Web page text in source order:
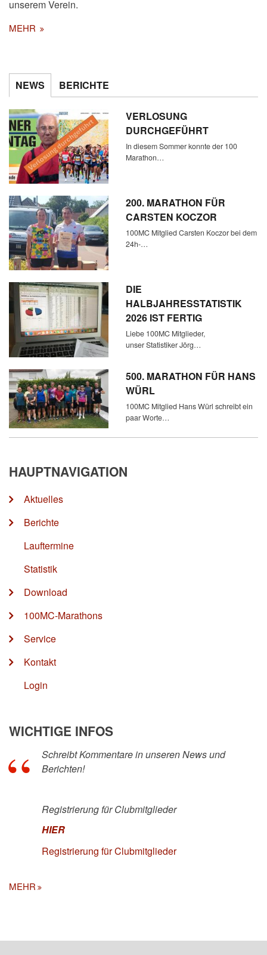
unserem Verein.
MEHR
NEWS BERICHTE
VERLOSUNG
DURCHGEFÜHRT
In diesem Sommer konnte der 100
Marathon…
200. MARATHON FÜR
CARSTEN KOCZOR
100MC Mitglied Carsten Koczor bei dem
24h-…
DIE
HALBJAHRESSTATISTIK
2026 IST FERTIG
Liebe 100MC Mitglieder,
unser Statistiker Jörg…
500. MARATHON FÜR HANS
WÜRL
100MC Mitglied Hans Würl schreibt ein
paar Worte…
HAUPTNAVIGATION
Aktuelles
Berichte
Lauftermine
Statistik
Download
100MC-Marathons
Service
Kontakt
Login
WICHTIGE INFOS
Schreibt Kommentare in unseren News und
Berichten!
Registrierung für Clubmitglieder
HIER
Registrierung für Clubmitglieder
MEHR